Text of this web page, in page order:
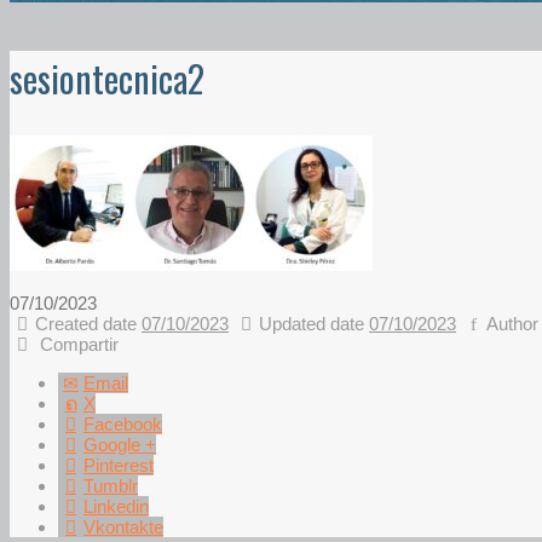
sesiontecnica2
07/10/2023
Created date 07/10/2023 Updated date 07/10/2023 Author
Compartir
Email
X
Facebook
Google +
Pinterest
Tumblr
Linkedin
Vkontakte